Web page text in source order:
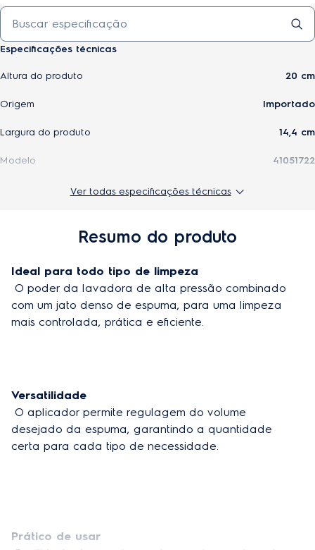
Especificações técnicas
Altura do produto 20 cm
Origem Importado
Largura do produto 14,4 cm
Modelo 41051722
Altura do produto embalado
EWS1800 / EWS1850 / EWS1850P / EWS2250 /
UWS2250 / UWS2201
Cor
Ver todas especificações técnicas
Resumo do produto
Ideal para todo tipo de limpeza
com um jato denso de espuma, para uma limpeza
mais controlada, prática e eficiente.
Versatilidade
desejado da espuma, garantindo a quantidade
certa para cada tipo de necessidade.
Prático de usar